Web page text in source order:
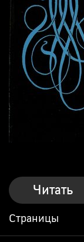
Читать
Страницы